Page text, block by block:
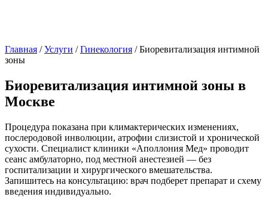
Главная /Услуги /Гинекология /Биоревитализация интимной
зоны
Биоревитализация интимной зоны в
Москве
Процедура показана при климактерических изменениях,
послеродовой инволюции, атрофии слизистой и хронической
сухости. Специалист клиники «Аполлония Мед» проводит
сеанс амбулаторно, под местной анестезией — без
госпитализации и хирургического вмешательства.
Запишитесь на консультацию: врач подберет препарат и схему
введения индивидуально.